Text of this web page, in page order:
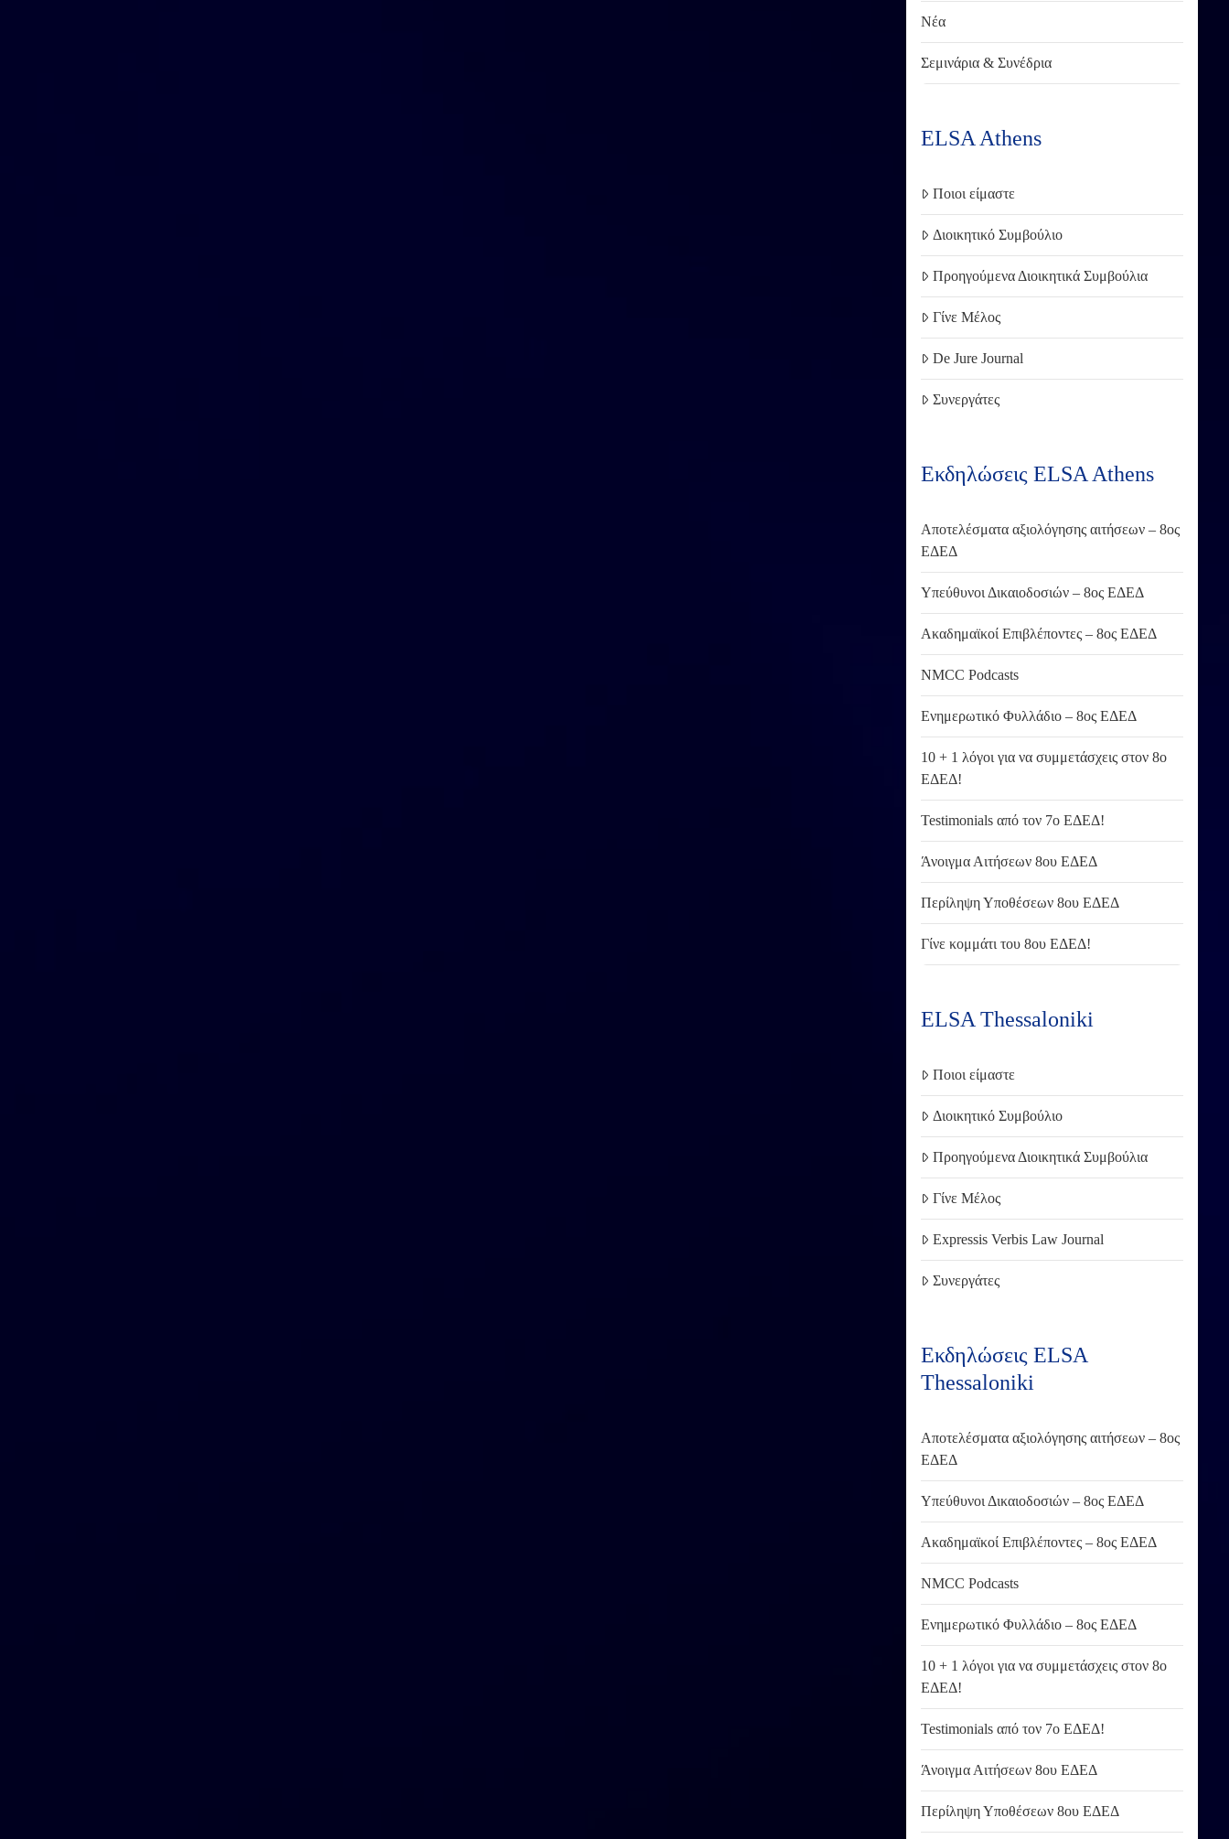
Νέα
Σεμινάρια & Συνέδρια
ELSA Athens
Ποιοι είμαστε
Διοικητικό Συμβούλιο
Προηγούμενα Διοικητικά Συμβούλια
Γίνε Μέλος
De Jure Journal
Συνεργάτες
Εκδηλώσεις ELSA Athens
Αποτελέσματα αξιολόγησης αιτήσεων – 8ος
ΕΔΕΔ
Υπεύθυνοι Δικαιοδοσιών – 8ος ΕΔΕΔ
Ακαδημαϊκοί Επιβλέποντες – 8ος ΕΔΕΔ
NMCC Podcasts
Ενημερωτικό Φυλλάδιο – 8ος ΕΔΕΔ
10 + 1 λόγοι για να συμμετάσχεις στον 8ο
ΕΔΕΔ!
Testimonials από τον 7ο ΕΔΕΔ!
Άνοιγμα Αιτήσεων 8ου ΕΔΕΔ
Περίληψη Υποθέσεων 8ου ΕΔΕΔ
Γίνε κομμάτι του 8ου ΕΔΕΔ!
ELSA Thessaloniki
Ποιοι είμαστε
Διοικητικό Συμβούλιο
Προηγούμενα Διοικητικά Συμβούλια
Γίνε Μέλος
Expressis Verbis Law Journal
Συνεργάτες
Εκδηλώσεις ELSA
Thessaloniki
Αποτελέσματα αξιολόγησης αιτήσεων – 8ος
ΕΔΕΔ
Υπεύθυνοι Δικαιοδοσιών – 8ος ΕΔΕΔ
Ακαδημαϊκοί Επιβλέποντες – 8ος ΕΔΕΔ
NMCC Podcasts
Ενημερωτικό Φυλλάδιο – 8ος ΕΔΕΔ
10 + 1 λόγοι για να συμμετάσχεις στον 8ο
ΕΔΕΔ!
Testimonials από τον 7ο ΕΔΕΔ!
Άνοιγμα Αιτήσεων 8ου ΕΔΕΔ
Περίληψη Υποθέσεων 8ου ΕΔΕΔ